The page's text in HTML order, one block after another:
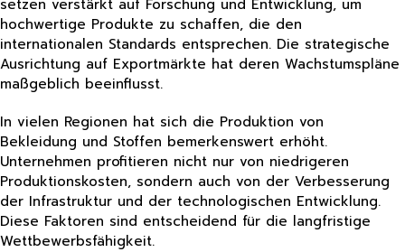
setzen verstärkt auf Forschung und Entwicklung, um
hochwertige Produkte zu schaffen, die den
internationalen Standards entsprechen. Die strategische
Ausrichtung auf Exportmärkte hat deren Wachstumspläne
maßgeblich beeinflusst.
In vielen Regionen hat sich die Produktion von
Bekleidung und Stoffen bemerkenswert erhöht.
Unternehmen profitieren nicht nur von niedrigeren
Produktionskosten, sondern auch von der Verbesserung
der Infrastruktur und der technologischen Entwicklung.
Diese Faktoren sind entscheidend für die langfristige
Wettbewerbsfähigkeit.